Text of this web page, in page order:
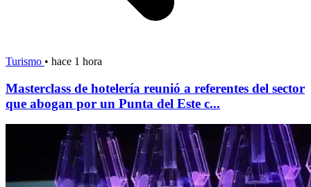
Turismo • hace 1 hora
Masterclass de hotelería reunió a referentes del sector
que abogan por un Punta del Este c...